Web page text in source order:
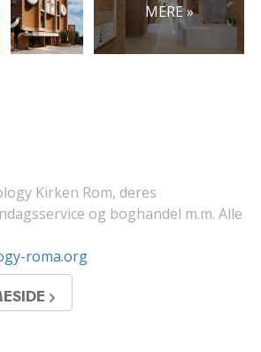
MERE »
Kirken Rom, deres
og boghandel m.m. Alle
roma.org